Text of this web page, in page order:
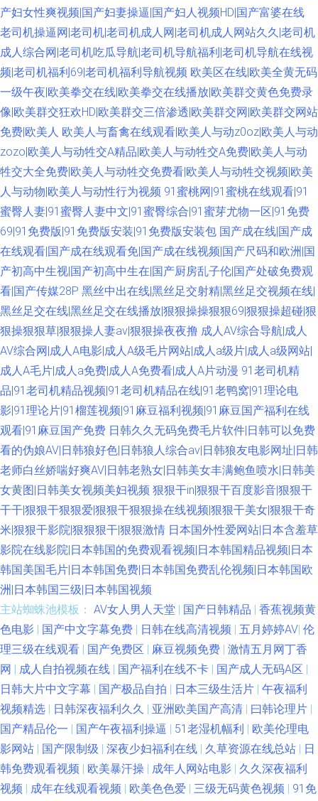
产妇女性爽视频|国产妇妻操逼|国产妇人视频HD|国产富婆在线
老司机操逼网|老司机|老司机成人网|老司机成人网站久久|老司机
成人综合网|老司机吃瓜导航|老司机导航福利|老司机导航在线视
频|老司机福利69|老司机福利导航视频 欧美区在线|欧美全黄无码
一级午夜|欧美拳交在线|欧美拳交在线播放|欧美群交黄色免费录
像|欧美群交狂欢HD|欧美群交三倍渗透|欧美群交网|欧美群交网站
免费|欧美人 欧美人与畜禽在线观看|欧美人与动z0oz|欧美人与动
zozo|欧美人与动牲交A精品|欧美人与动牲交A免费|欧美人与动
牲交大全免费|欧美人与动牲交免费看|欧美人与动牲交视频|欧美
人与动物|欧美人与动性行为视频 91蜜桃网|91蜜桃在线观看|91
蜜臀人妻|91蜜臀人妻中文|91蜜臀综合|91蜜芽尤物一区|91免费
69|91免费版|91免费版安装|91免费版安装包 国产成在线|国产成
在线观看|国产成在线观看免|国产成在线视频|国产尺码和欧洲|国
产初高中生视|国产初高中生在|国产厨房乱子伦|国产处破免费观
看|国产传媒28P 黑丝中出在线|黑丝足交射精|黑丝足交视频在线|
黑丝足交在线|黑丝足交在线播放|狠狠操操狠狠69|狠狠操超碰|狠
狠操狠狠草|狠狠操人妻av|狠狠操夜夜撸 成人AV综合导航|成人
AV综合网|成人A电影|成人A级毛片网站|成人a级片|成人a级网站|
成人A毛片|成人a免费|成人A免费看|成人A片动漫 91老司机精
品|91老司机精品视频|91老司机精品在线|91老鸭窝|91理论电
影|91理论片|91榴莲视频|91麻豆福利视频|91麻豆国产福利在线
观看|91麻豆国产免费 日韩久久无码免费毛片软件|日韩可以免费
看的伪娘AV|日韩狼好色|日韩狼人综合av|日韩狼友电影网址|日韩
老师白丝娇喘好爽AV|日韩老熟女|日韩美女丰满鲍鱼喷水|日韩美
女黄图|日韩美女视频美妇视频 狠狠干in|狠狠干百度影音|狠狠干
干干|狠狠干狠狠爱|狠狠干狠狠操在线视频|狠狠干美女|狠狠干奇
米|狠狠干影院|狠狠狠干|狠狠激情 日本国外性爱网站|日本含羞草
影院在线影院|日本韩国的免费观看视频|日本韩国精品视频|日本
韩国美国毛片|日本韩国免费|日本韩国免费乱伦视频|日本韩国欧
洲|日本韩国三级|日本韩国视频
主站蜘蛛池模板： AV女人男人天堂 | 国产日韩精品 | 香蕉视频黄
色电影 | 国产中文字幕免费 | 日韩在线高清视频 | 五月婷婷AV| 伦
理三级在线观看 | 国产免费区 | 麻豆视频免费 | 激情五月网丁香
网 | 成人自拍视频在线 | 国产福利在线不卡 | 国产成人无码A区 |
日韩大片中文字幕 | 国产极品自拍 | 日本三级生活片 | 午夜福利
视频精选 | 日韩深夜福利久久 | 亚洲欧美国产高清 | 曰韩论理片 |
国产精品伦一 | 国产午夜福利操逼 | 51老湿机幅利 | 欧美伦理电
影网站 | 国产限制级 | 深夜少妇福利在线 | 久草资源在线总站 | 日
韩免费观看视频 | 欧美暴汗操 | 成年人网站电影 | 久久深夜福利
视频 | 成年在线观看视频 | 欧美色色爱 | 三级无码黄色视频 | 91免